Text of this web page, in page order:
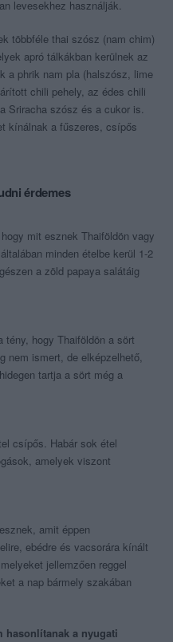
levesekhez használják.
többféle thai szósz (nam chim)
apró tálkákban kerülnek az
a phrik nam pla (halszósz, lime
chili pehely, az édes chili
Sriracha szósz és a cukor is.
kínálnak a fűszeres, csípős
érdemes
mit esznek Thaiföldön vagy
minden ételbe kerül 1-2
a zöld papaya salátáig
hogy Thaiföldön a sört
nem ismert, de elképzelhető,
tartja a sört még a
csípős. Habár sok étel
amelyek viszont
amit éppen
ebédre és vacsorára kínált
jellemzően reggel
a nap bármely szakában
hasonlítanak a nyugati